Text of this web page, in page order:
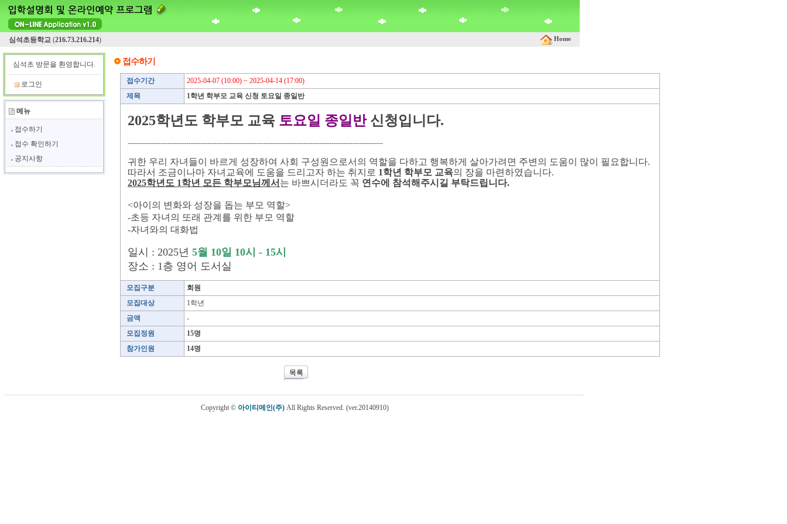
심석초등학교 (216.73.216.214) Home
심석초 방문을 환영합니다.
로그인
메뉴
접수하기
접수 확인하기
공지사항
접수하기
접수기간
2025-04-07 (10:00) ~ 2025-04-14 (17:00)
제목
1학년 학부모 교육 신청 토요일 종일반
2025학년도 학부모 교육 토요일 종일반신청입니다.
-------------------------------------------------------------------------------------------------------------
귀한 우리 자녀들이 바르게 성장하여 사회 구성원으로서의 역할을 다하고 행복하게 살아가려면 주변의 도움이 많이 필요합니다.
따라서 조금이나마 자녀교육에 도움을 드리고자 하는 취지로 1학년 학부모 교육의 장을 마련하였습니다.
2025학년도 1학년 모든 학부모님께서 는 바쁘시더라도 꼭 연수에 참석해주시길 부탁드립니다.
<아이의 변화와 성장을 돕는 부모 역할>
-초등 자녀의 또래 관계를 위한 부모 역할
-자녀와의 대화법
일시 : 2025년 5월 10일 10시 - 15시
장소 : 1층 영어 도서실
모집구분
회원
모집대상
1학년
금액
-
모집정원
15명
참가인원
14명
목록
Copyright © 아이티메인(주)All Rights Reserved. (ver.20140910)